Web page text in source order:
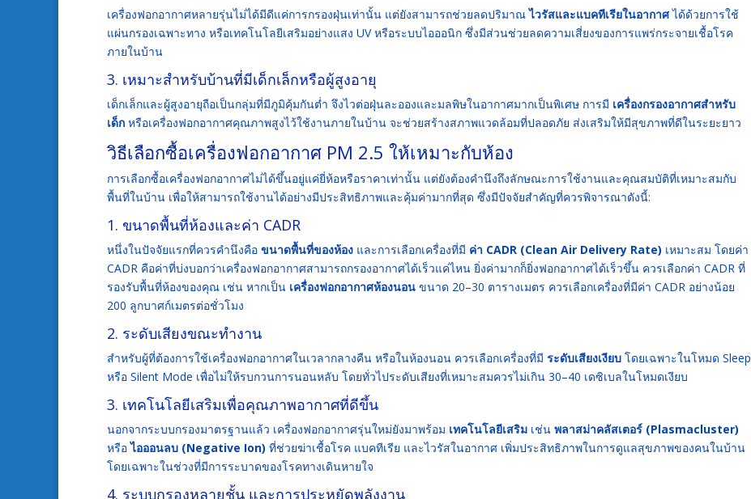
เครื่องฟอกอากาศหลายรุ่นไม่ได้มีดีแค่การกรองฝุ่นเท่านั้น แต่ยังสามารถช่วยลดปริมาณไวรัสและแบคทีเรียในอากาศได้ด้วยการใช้
แผ่นกรองเฉพาะทาง หรือเทคโนโลยีเสริมอย่างแสง UV หรือระบบไอออนิก ซึ่งมีส่วนช่วยลดความเสี่ยงของการแพร่กระจายเชื้อโรค
ภายในบ้าน
3. เหมาะสำหรับบ้านที่มีเด็กเล็กหรือผู้สูงอายุ
เด็กเล็กและผู้สูงอายุถือเป็นกลุ่มที่มีภูมิคุ้มกันต่ำ จึงไวต่อฝุ่นละอองและมลพิษในอากาศมากเป็นพิเศษ การมี เครื่องกรองอากาศสำหรับ
เด็ก หรือเครื่องฟอกอากาศคุณภาพสูงไว้ใช้งานภายในบ้าน จะช่วยสร้างสภาพแวดล้อมที่ปลอดภัย ส่งเสริมให้มีสุขภาพที่ดีในระยะยาว
วิธีเลือกซื้อเครื่องฟอกอากาศ PM 2.5 ให้เหมาะกับห้อง
การเลือกซื้อเครื่องฟอกอากาศไม่ได้ขึ้นอยู่แค่ยี่ห้อหรือราคาเท่านั้น แต่ยังต้องคำนึงถึงลักษณะการใช้งานและคุณสมบัติที่เหมาะสมกับ
พื้นที่ในบ้าน เพื่อให้สามารถใช้งานได้อย่างมีประสิทธิภาพและคุ้มค่ามากที่สุด ซึ่งมีปัจจัยสำคัญที่ควรพิจารณาดังนี้:
1. ขนาดพื้นที่ห้องและค่า CADR
หนึ่งในปัจจัยแรกที่ควรคำนึงคือ ขนาดพื้นที่ของห้อง และการเลือกเครื่องที่มี ค่า CADR (Clean Air Delivery Rate) เหมาะสม โดยค่า
CADR คือค่าที่บ่งบอกว่าเครื่องฟอกอากาศสามารถกรองอากาศได้เร็วแค่ไหน ยิ่งค่ามากก็ยิ่งฟอกอากาศได้เร็วขึ้น ควรเลือกค่า CADR ที่
รองรับพื้นที่ห้องของคุณ เช่น หากเป็น เครื่องฟอกอากาศห้องนอน ขนาด 20–30 ตารางเมตร ควรเลือกเครื่องที่มีค่า CADR อย่างน้อย
200 ลูกบาศก์เมตรต่อชั่วโมง
2. ระดับเสียงขณะทำงาน
สำหรับผู้ที่ต้องการใช้เครื่องฟอกอากาศในเวลากลางคืน หรือในห้องนอน ควรเลือกเครื่องที่มี ระดับเสียงเงียบ โดยเฉพาะในโหมด Sleep
หรือ Silent Mode เพื่อไม่ให้รบกวนการนอนหลับ โดยทั่วไประดับเสียงที่เหมาะสมควรไม่เกิน 30–40 เดซิเบลในโหมดเงียบ
3. เทคโนโลยีเสริมเพื่อคุณภาพอากาศที่ดีขึ้น
นอกจากระบบกรองมาตรฐานแล้ว เครื่องฟอกอากาศรุ่นใหม่ยังมาพร้อม เทคโนโลยีเสริม เช่น พลาสม่าคลัสเตอร์ (Plasmacluster)
หรือไอออนลบ (Negative Ion) ที่ช่วยฆ่าเชื้อโรค แบคทีเรีย และไวรัสในอากาศ เพิ่มประสิทธิภาพในการดูแลสุขภาพของคนในบ้าน
โดยเฉพาะในช่วงที่มีการระบาดของโรคทางเดินหายใจ
4. ระบบกรองหลายชั้น และการประหยัดพลังงาน